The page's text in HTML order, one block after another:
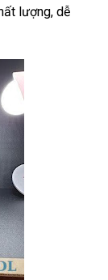
lượng, dễ